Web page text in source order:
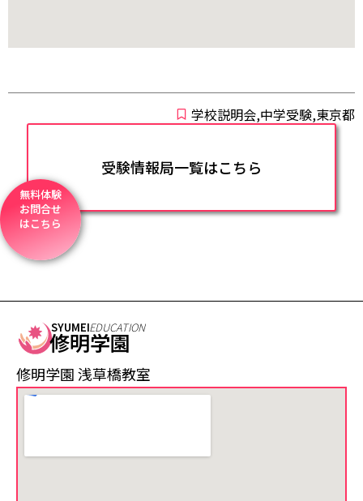
学校説明会,中学受験,東京都
受験情報局一覧はこちら
無料体験
お問合せ
はこちら
SYUMEIEDUCATION
修明学園
修明学園 浅草橋教室